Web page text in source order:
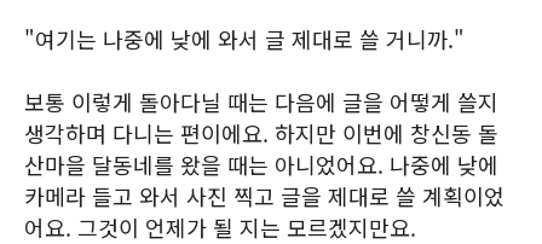
"여기는 나중에 낮에 와서 글 제대로 쓸 거니까."
보통 이렇게 돌아다닐 때는 다음에 글을 어떻게 쓸지
생각하며 다니는 편이에요. 하지만 이번에 창신동 돌
산마을 달동네를 왔을 때는 아니었어요. 나중에 낮에
카메라 들고 와서 사진 찍고 글을 제대로 쓸 계획이었
어요. 그것이 언제가 될 지는 모르겠지만요.